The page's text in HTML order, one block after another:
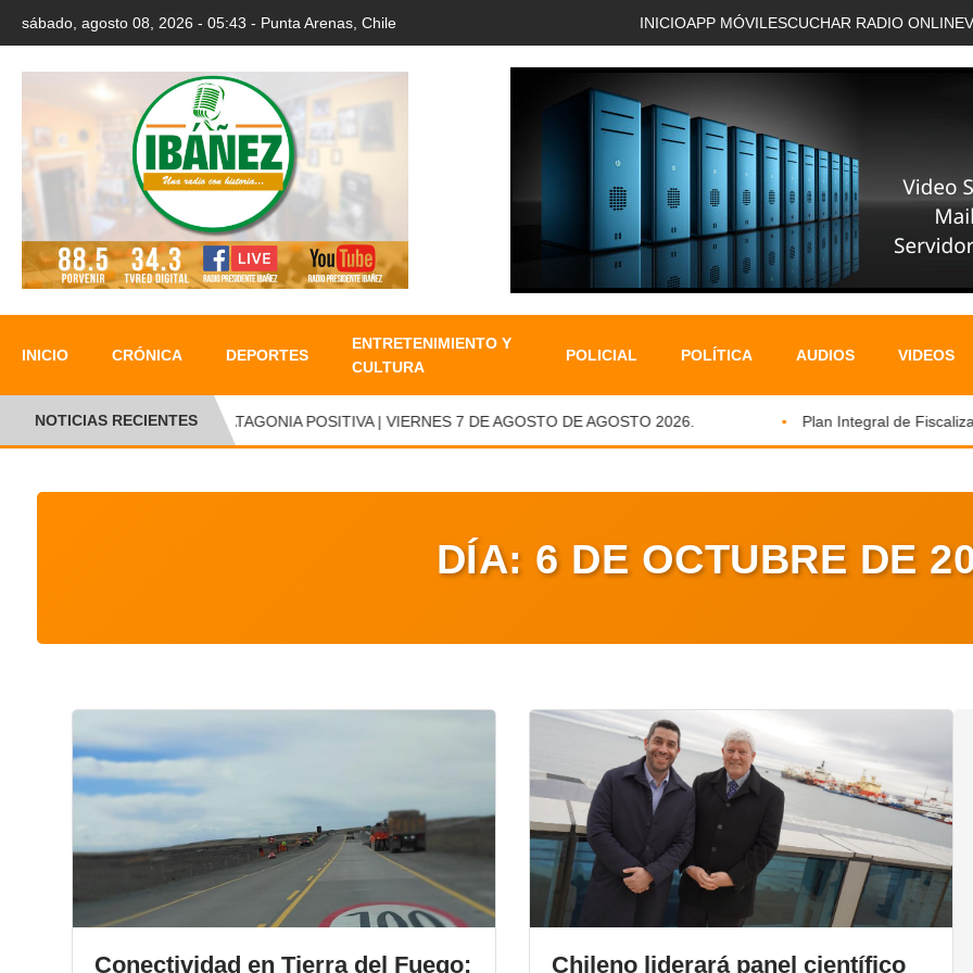
sábado, agosto 08, 2026 - 05:43 - Punta Arenas, Chile INICIOAPP MÓVIL ESCUCHAR RADIO ONLINE
INICIO CRÓNICA DEPORTES
ENTRETENIMIENTO Y
CULTURA
POLICIAL POLÍTICA AUDIOS VIDEOS
NOTICIAS RECIENTESPATAGONIA POSITIVA | VIERNES 7 DE AGOSTO DE AGOSTO 2026. Plan Integral de
DÍA: 6 DE OCTUBRE DE
Conectividad en Tierra del Fuego: Chileno liderará panel científico